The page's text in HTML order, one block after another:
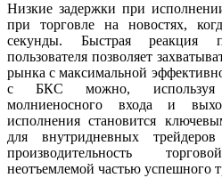
Низкие задержки при
при торговле на новостях,
секунды. Быстрая реакция
пользователя позволяет
рынка с максимальной
с БКС можно, используя
молниеносного входа и
исполнения становится
для внутридневных
производительность
неотъемлемой частью успешного